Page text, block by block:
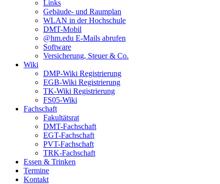
Links
Gebäude- und Raumplan
WLAN in der Hochschule
DMT-Mobil
@hm.edu E-Mails abrufen
Software
Versicherung, Steuer & Co.
Wiki
DMP-Wiki Registrierung
EGB-Wiki Registrierung
TK-Wiki Registrierung
FS05-Wiki
Fachschaft
Fakultätsrat
DMT-Fachschaft
EGT-Fachschaft
PVT-Fachschaft
TRK-Fachschaft
Essen & Trinken
Termine
Kontakt